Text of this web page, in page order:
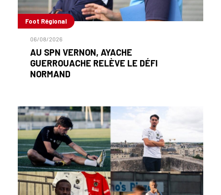
Foot Régional
06/08/2026
AU SPN VERNON, AYACHE
GUERROUACHE RELÈVE LE DÉFI
NORMAND